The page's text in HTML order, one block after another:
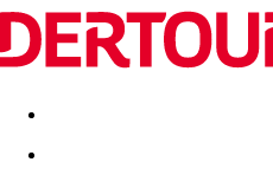
Destinatii Vacanta perfecta